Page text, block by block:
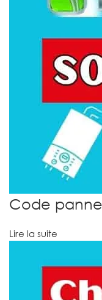
Code
Lire la suite